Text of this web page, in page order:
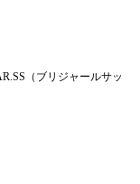
（ブリジャールサッ